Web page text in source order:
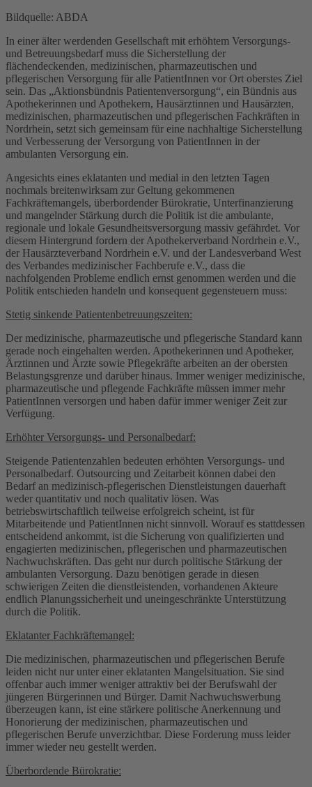
Bildquelle: ABDA
In einer älter werdenden Gesellschaft mit erhöhtem Versorgungs-
und Betreuungsbedarf muss die Sicherstellung der
flächendeckenden, medizinischen, pharmazeutischen und
pflegerischen Versorgung für alle PatientInnen vor Ort oberstes Ziel
sein. Das „Aktionsbündnis Patientenversorgung“, ein Bündnis aus
Apothekerinnen und Apothekern, Hausärztinnen und Hausärzten,
medizinischen, pharmazeutischen und pflegerischen Fachkräften in
Nordrhein, setzt sich gemeinsam für eine nachhaltige Sicherstellung
und Verbesserung der Versorgung von PatientInnen in der
ambulanten Versorgung ein.
Angesichts eines eklatanten und medial in den letzten Tagen
nochmals breitenwirksam zur Geltung gekommenen
Fachkräftemangels, überbordender Bürokratie, Unterfinanzierung
und mangelnder Stärkung durch die Politik ist die ambulante,
regionale und lokale Gesundheitsversorgung massiv gefährdet. Vor
diesem Hintergrund fordern der Apothekerverband Nordrhein e.V.,
der Hausärzteverband Nordrhein e.V. und der Landesverband West
des Verbandes medizinischer Fachberufe e.V., dass die
nachfolgenden Probleme endlich ernst genommen werden und die
Politik entschieden handeln und konsequent gegensteuern muss:
Stetig sinkende Patientenbetreuungszeiten:
Der medizinische, pharmazeutische und pflegerische Standard kann
gerade noch eingehalten werden. Apothekerinnen und Apotheker,
Ärztinnen und Ärzte sowie Pflegekräfte arbeiten an der obersten
Belastungsgrenze und darüber hinaus. Immer weniger medizinische,
pharmazeutische und pflegende Fachkräfte müssen immer mehr
PatientInnen versorgen und haben dafür immer weniger Zeit zur
Verfügung.
Erhöhter Versorgungs- und Personalbedarf:
Steigende Patientenzahlen bedeuten erhöhten Versorgungs- und
Personalbedarf. Outsourcing und Zeitarbeit können dabei den
Bedarf an medizinisch-pflegerischen Dienstleistungen dauerhaft
weder quantitativ und noch qualitativ lösen. Was
betriebswirtschaftlich teilweise erfolgreich scheint, ist für
Mitarbeitende und PatientInnen nicht sinnvoll. Worauf es stattdessen
entscheidend ankommt, ist die Sicherung von qualifizierten und
engagierten medizinischen, pflegerischen und pharmazeutischen
Nachwuchskräften. Das geht nur durch politische Stärkung der
ambulanten Versorgung. Dazu benötigen gerade in diesen
schwierigen Zeiten die dienstleistenden, vorhandenen Akteure
endlich Planungssicherheit und uneingeschränkte Unterstützung
durch die Politik.
Eklatanter Fachkräftemangel:
Die medizinischen, pharmazeutischen und pflegerischen Berufe
leiden nicht nur unter einer eklatanten Mangelsituation. Sie sind
offenbar auch immer weniger attraktiv bei der Berufswahl der
jüngeren Bürgerinnen und Bürger. Damit Nachwuchswerbung
überzeugen kann, ist eine stärkere politische Anerkennung und
Honorierung der medizinischen, pharmazeutischen und
pflegerischen Berufe unverzichtbar. Diese Forderung muss leider
immer wieder neu gestellt werden.
Überbordende Bürokratie: